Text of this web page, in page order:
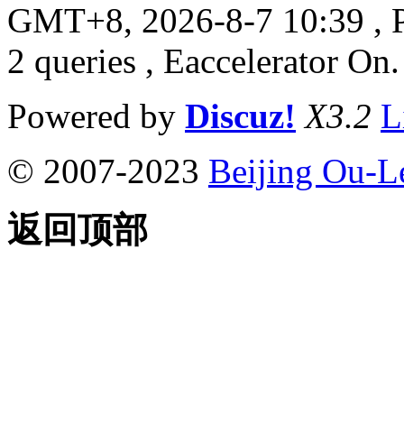
GMT+8, 2026-8-7 10:39 ,
2 queries , Eaccelerator On.
Powered by Discuz! X3.2
© 2007-2023 Beijing Ou-
返回顶部